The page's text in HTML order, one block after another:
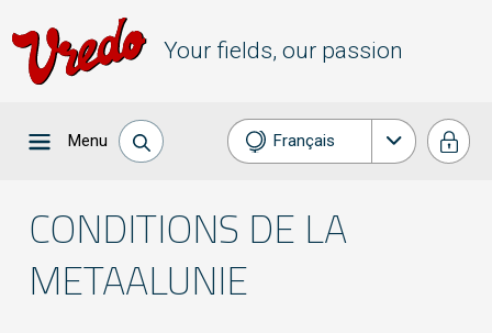
Your fields, our passion
Menu Français
CONDITIONS DE LA
METAALUNIE